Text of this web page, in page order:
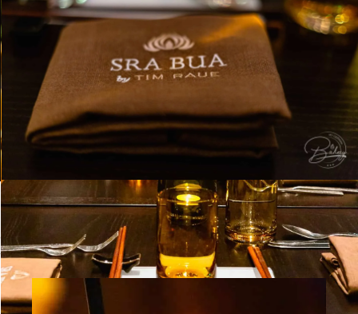
wieder eine nette Ablenkung am Abend.
Ich bin immer wieder überrascht, wie ruhig es doch in
vielen Küchen abläuft und so war es auch in der Küche des
Sra Bua.
Wie auch bei meinem ersten Besuch im Sra Bua vor dem
Brandenburger Tor, wird das Restaurant gerne für
Geschäftsmeetings genutzt, genauso wie für einen
schönen Abend mit Freunden oder der Familie.
Doch auch die gemütlichen Sitzecken eignen sich für einen
perfekten und auch eine Spur romantischen Abend mit
dem Partner oder der Partnerin. Man sitzt nicht so entfernt
voneinander und kann sich sehr gut unterhalten.